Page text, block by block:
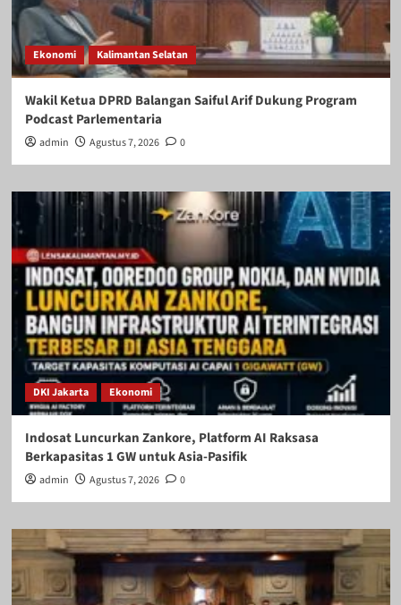
Ekonomi Kalimantan Selatan
Wakil Ketua DPRD Balangan Saiful Arif Dukung Program
Podcast Parlementaria
admin Agustus 7, 2026 0
DKI Jakarta Ekonomi
Indosat Luncurkan Zankore, Platform AI Raksasa
Berkapasitas 1 GW untuk Asia-Pasifik
admin Agustus 7, 2026 0